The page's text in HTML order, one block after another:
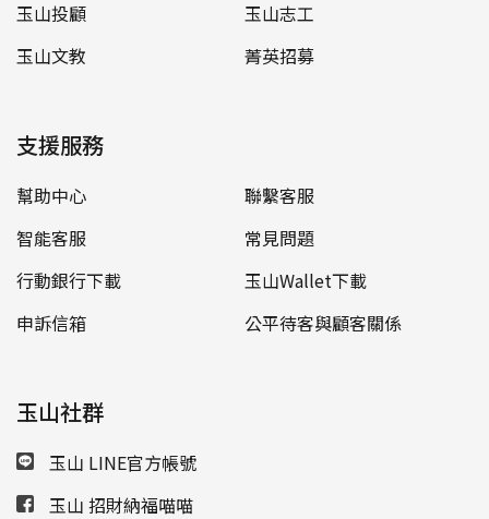
玉山投顧
玉山志工
玉山文教
菁英招募
支援服務
幫助中心
聯繫客服
智能客服
常見問題
行動銀行下載
玉山Wallet下載
申訴信箱
公平待客與顧客關係
玉山社群
玉山 LINE官方帳號
玉山 招財納福喵喵